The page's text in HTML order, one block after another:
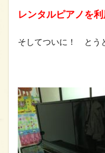
レンタルピアノを
そしてついに！ とう